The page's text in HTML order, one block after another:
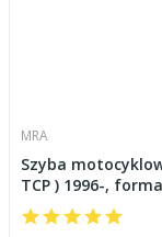
MRA
Szyba
TCP ) 1996-,